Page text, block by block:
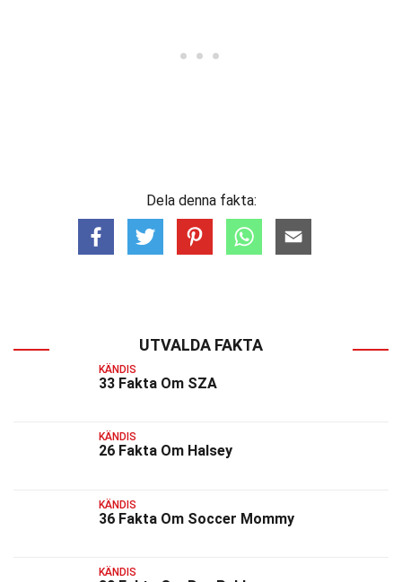
Dela denna fakta:
UTVALDA FAKTA
KÄNDIS
33 Fakta Om SZA
KÄNDIS
26 Fakta Om Halsey
KÄNDIS
36 Fakta Om Soccer Mommy
KÄNDIS